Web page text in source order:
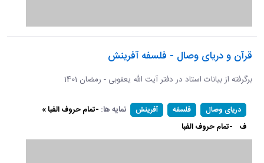
قرآن و دریای وصال - فلسفه آفرینش
برگرفته از بیانات استاد در دفتر آیت الله یعقوبی - رمضان 1401
دریای وصال فلسفه آفرینش نمایه ها: -تمام حروف الفبا »
ف -تمام حروف الفبا